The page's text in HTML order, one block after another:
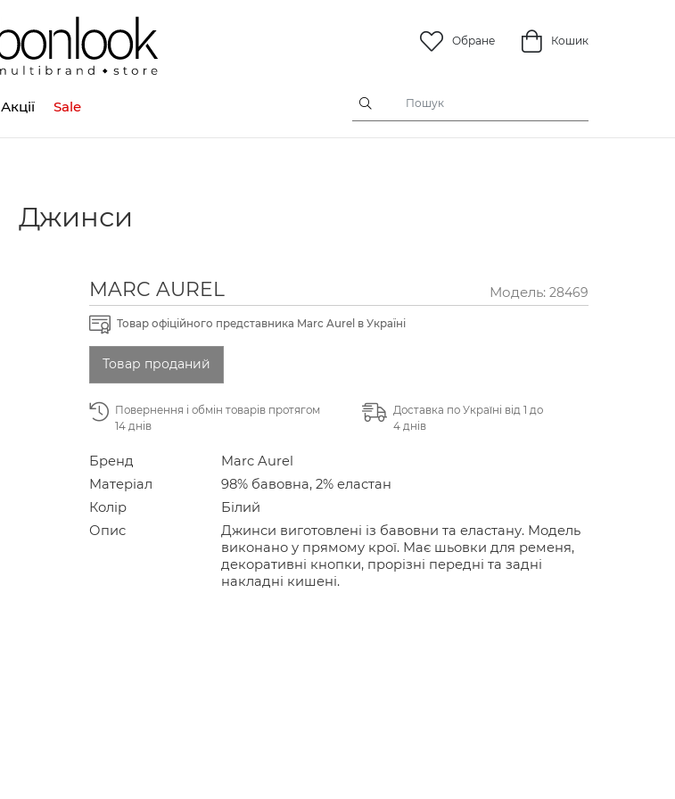
Обране Кошик
Акції Sale
Джинси
MARC AUREL Модель: 28469
Товар офіційного представника Marc Aurel в Україні
Товар проданий
Повернення і обмін товарів протягом
14 днів
Доставка по Україні від 1 до
4 днів
Бренд
Marc Aurel
Матеріал
98% бавовна, 2% еластан
Колір
Білий
Опис
Джинси виготовлені із бавовни та еластану. Модель
виконано у прямому крої. Має шьовки для ременя,
декоративні кнопки, прорізні передні та задні
накладні кишені.